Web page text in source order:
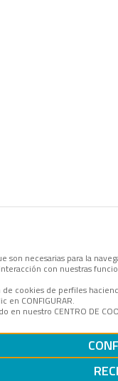
son necesarias para la
con nuestras
cookies de perfiles
en CONFIGURAR.
en nuestro CENTRO DE